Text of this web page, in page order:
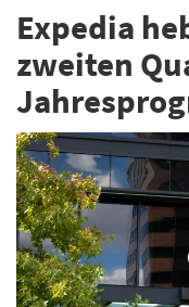
Expedia
zweiten